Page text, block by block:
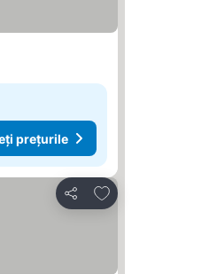
prețurile
Distribuiți
Adăugaţi la favorite